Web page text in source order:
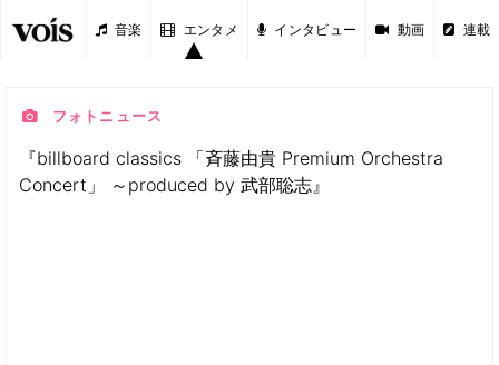
音楽 エンタメ インタビュー 動画 連載
フォトニュース
『billboard classics 「斉藤由貴 Premium Orchestra
Concert」 ～produced by 武部聡志』